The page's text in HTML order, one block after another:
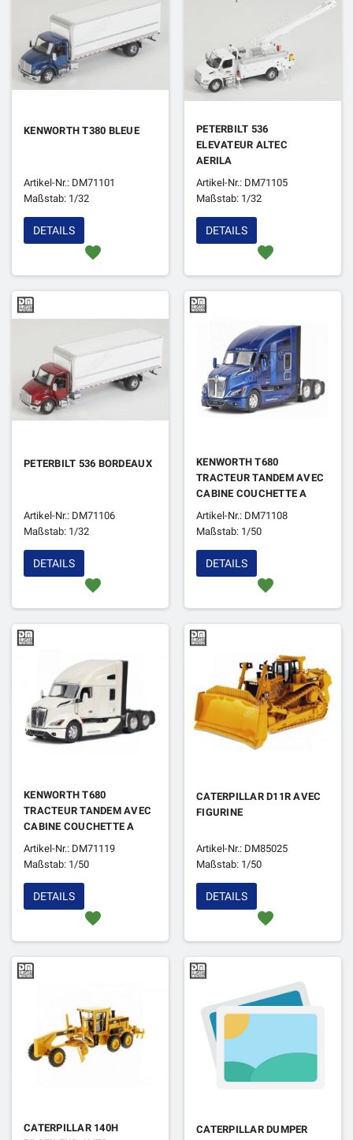
KENWORTH T380 BLEUE
Artikel-Nr.: DM71101
Maßstab: 1/32
favorite
DETAILS
PETERBILT 536
ELEVATEUR ALTEC
AERILA
Artikel-Nr.: DM71105
Maßstab: 1/32
favorite
DETAILS
PETERBILT 536 BORDEAUX
Artikel-Nr.: DM71106
Maßstab: 1/32
favorite
DETAILS
KENWORTH T680
TRACTEUR TANDEM AVEC
CABINE COUCHETTE A
TOIT SURELEVE BLEU
METALLISE
Artikel-Nr.: DM71108
Maßstab: 1/50
favorite
DETAILS
KENWORTH T680
TRACTEUR TANDEM AVEC
CABINE COUCHETTE A
TOIT SURELEVE BLANC
Artikel-Nr.: DM71119
Maßstab: 1/50
favorite
DETAILS
CATERPILLAR D11R AVEC
FIGURINE
Artikel-Nr.: DM85025
Maßstab: 1/50
favorite
DETAILS
CATERPILLAR 140H
CATERPILLAR DUMPER